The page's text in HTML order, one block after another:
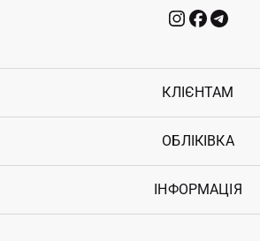
КЛІЄНТАМ
Контакти
Повернення
Гарантія
ОБЛІКІВКА
Увійти
ІНФОРМАЦІЯ